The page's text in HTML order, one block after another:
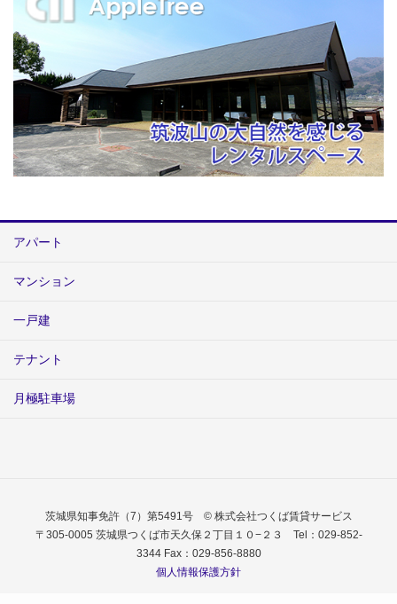
アパート
マンション
一戸建
テナント
月極駐車場
茨城県知事免許（7）第5491号 © 株式会社つくば賃貸サービス
〒305-0005 茨城県つくば市天久保２丁目１０−２３ Tel：029-852-
3344 Fax：029-856-8880
個人情報保護方針